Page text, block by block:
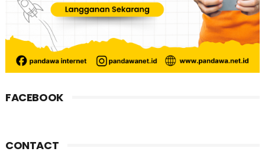
FACEBOOK
CONTACT